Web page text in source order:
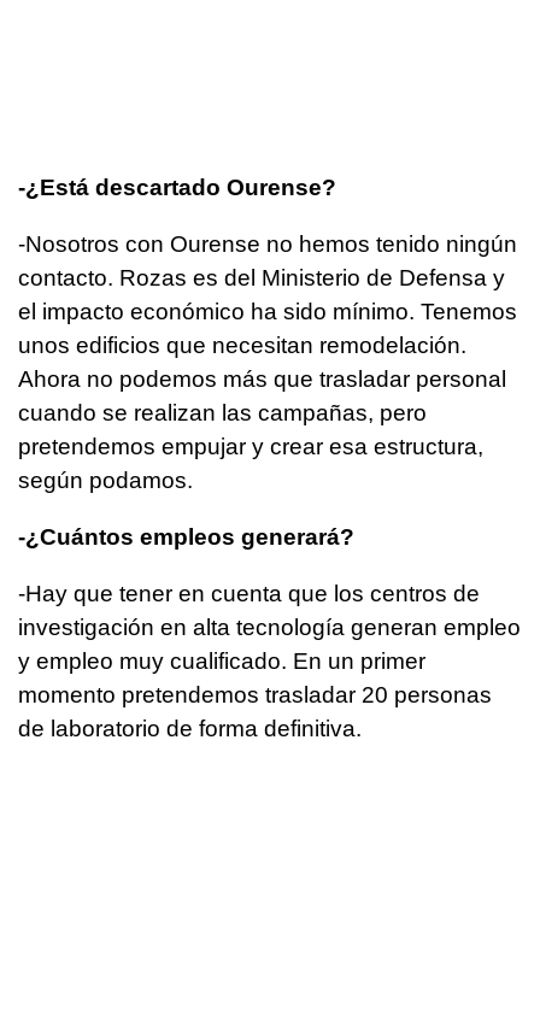
-¿Está descartado Ourense?
-Nosotros con Ourense no hemos tenido ningún
contacto. Rozas es del Ministerio de Defensa y
el impacto económico ha sido mínimo. Tenemos
unos edificios que necesitan remodelación.
Ahora no podemos más que trasladar personal
cuando se realizan las campañas, pero
pretendemos empujar y crear esa estructura,
según podamos.
-¿Cuántos empleos generará?
-Hay que tener en cuenta que los centros de
investigación en alta tecnología generan empleo
y empleo muy cualificado. En un primer
momento pretendemos trasladar 20 personas
de laboratorio de forma definitiva.